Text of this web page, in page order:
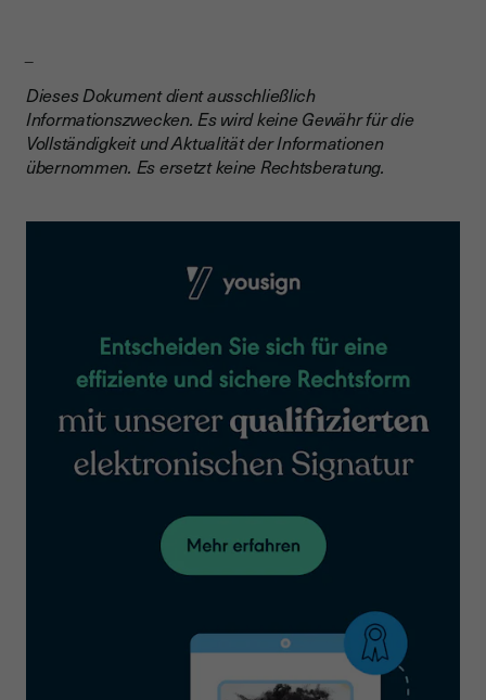
Dieses Dokument dient ausschließlich
Informationszwecken. Es wird keine Gewähr für die
Vollständigkeit und Aktualität der Informationen
übernommen. Es ersetzt keine Rechtsberatung.